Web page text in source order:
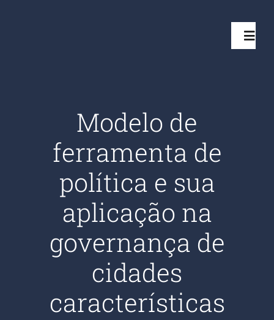
Clientes
Modelo de
ferramenta de
política e sua
aplicação na
governança de
cidades
características